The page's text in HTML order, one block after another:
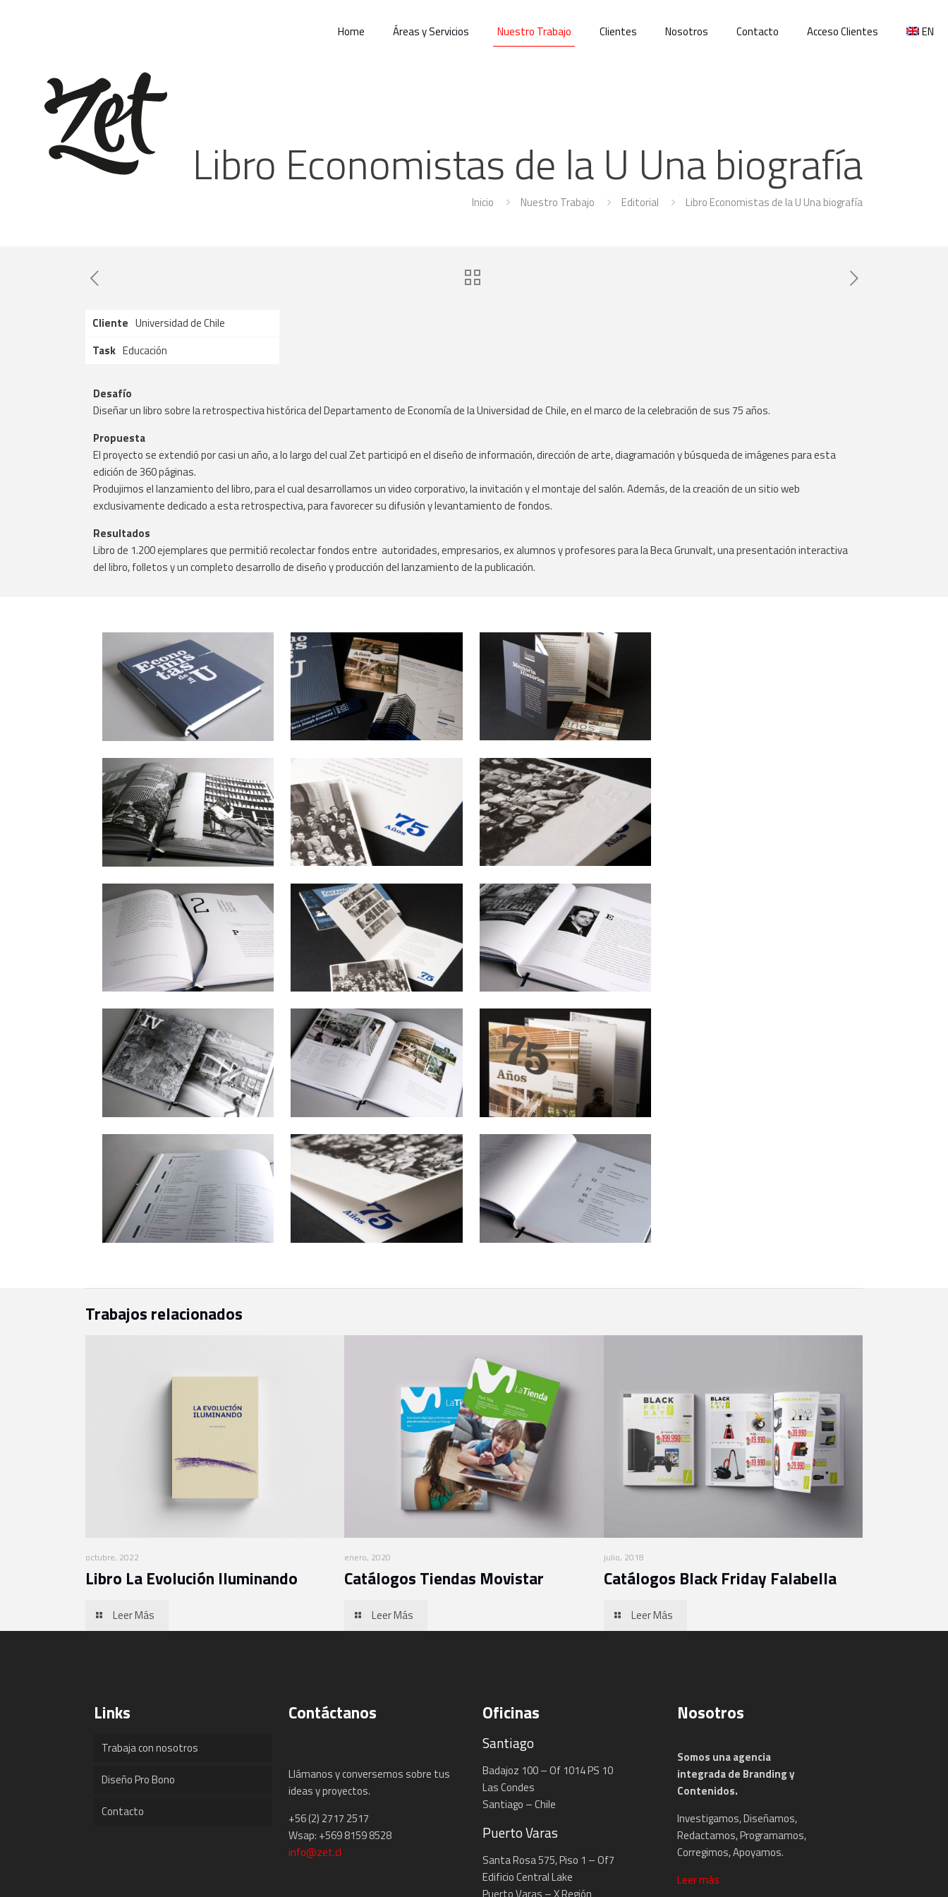
Home Áreas y Servicios Nuestro Trabajo Clientes Nosotros Contacto Acceso Clientes EN
Libro Economistas de la U Una biografía
Inicio Nuestro Trabajo Editorial Libro Economistas de la U Una biografía
Cliente Universidad de Chile
Task Educación
Desafío
Diseñar un libro sobre la retrospectiva histórica del Departamento de Economía de la Universidad de Chile, en el marco de la celebración de sus 75 años.
Propuesta
El proyecto se extendió por casi un año, a lo largo del cual Zet participó en el diseño de información, dirección de arte, diagramación y búsqueda de imágenes para esta
edición de 360 páginas.
Produjimos el lanzamiento del libro, para el cual desarrollamos un video corporativo, la invitación y el montaje del salón. Además, de la creación de un sitio web
exclusivamente dedicado a esta retrospectiva, para favorecer su difusión y levantamiento de fondos.
Resultados
Libro de 1.200 ejemplares que permitió recolectar fondos entre autoridades, empresarios, ex alumnos y profesores para la Beca Grunvalt, una presentación interactiva
del libro, folletos y un completo desarrollo de diseño y producción del lanzamiento de la publicación.
Trabajos relacionados
octubre, 2022
Libro La Evolución Iluminando
Leer Más
enero, 2020
Catálogos Tiendas Movistar
Leer Más
julio, 2018
Catálogos Black Friday Falabella
Leer Más
Links
Trabaja con nosotros
Diseño Pro Bono
Contacto
Contáctanos
Llámanos y conversemos sobre tus
ideas y proyectos.
+56 (2) 2717 2517
Wsap: +569 8159 8528
info@zet.cl
Oficinas
Santiago
Badajoz 100 – Of 1014 PS 10
Las Condes
Santiago – Chile
Puerto Varas
Santa Rosa 575, Piso 1 – Of7
Edificio Central Lake
Puerto Varas – X Región
Nosotros
Somos una agencia
integrada de Branding y
Contenidos.
Investigamos, Diseñamos,
Redactamos, Programamos,
Corregimos, Apoyamos.
Leer más